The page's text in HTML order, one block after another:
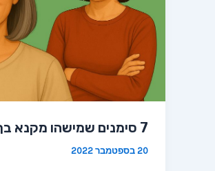
7 סימנים שמישהו מקנא בך
20 בספטמבר 2022